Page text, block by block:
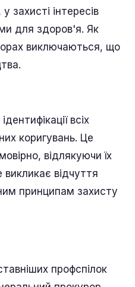
захисті інтересів
для здоров'я. Як
виключаються, що
всіх
коригувань. Це
відлякуючи їх
викликає відчуття
принципам захисту
профспілок